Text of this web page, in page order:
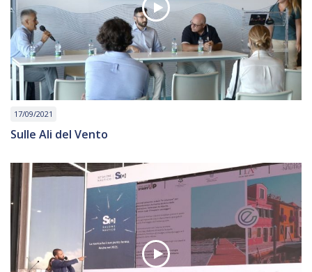
17/09/2021
Sulle Ali del Vento